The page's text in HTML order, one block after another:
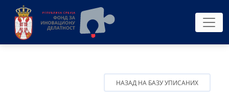
НАЗАД НА БАЗУ УПИСАНИХ